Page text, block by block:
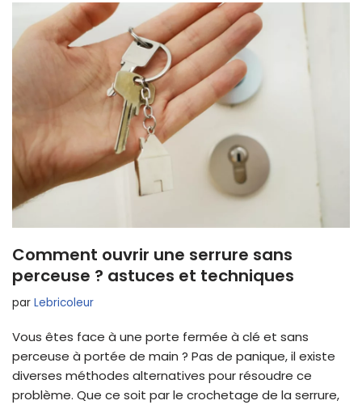
Comment ouvrir une serrure sans
perceuse ? astuces et techniques
par Lebricoleur
Vous êtes face à une porte fermée à clé et sans
perceuse à portée de main ? Pas de panique, il existe
diverses méthodes alternatives pour résoudre ce
problème. Que ce soit par le crochetage de la serrure,